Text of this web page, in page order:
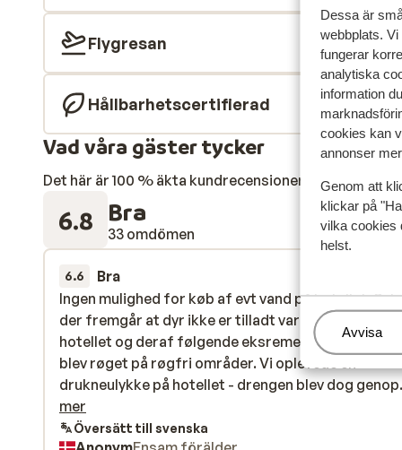
Dessa är
webbplats.
fungerar
analytiska
information
cookies kan
annonser
Genom att
klickar på
vilka cookies
helst.
Hantera
Avvisa
Flygresan
Hållbarhetscertifierad
Vad våra gäster tycker
Det här är 100 % äkta kundrecensioner som
6.8 Bra
33 omdömen
6.6 Bra
Ingen mulighed for køb af evt vand på hotellet.
der fremgår at dyr ikke er tilladt var der hunde på
hotellet og deraf følgende eksrementer fra disse.
blev røget på røgfri områder. Vi oplevede en
drukneulykke på hotellet - drengen blev dog
men det var ikke hotellets personale der var
for dette og der kom ikke en samlet udmelding
Ingen mulighed for køb af evt vand på hotellet.
der fremgår at dyr ikke er tilladt var der hunde på
hotellet og deraf følgende eksrementer fra disse.
blev røget på røgfri områder. Vi oplevede en
drukneulykke på hotellet - drengen blev dog
mer
Översätt till svenska